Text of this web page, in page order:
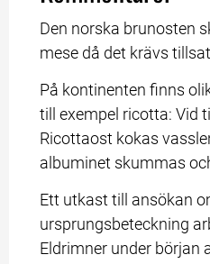
Den norska brunosten
mese då det krävs
På kontinenten finns
till exempel ricotta: Vid
Ricottaost kokas
albuminet skummas
Ett utkast till ansökan
ursprungsbeteckning
Eldrimner under början